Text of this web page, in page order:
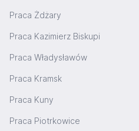
Praca Żdżary
Praca Kazimierz Biskupi
Praca Władysławów
Praca Kramsk
Praca Kuny
Praca Piotrkowice